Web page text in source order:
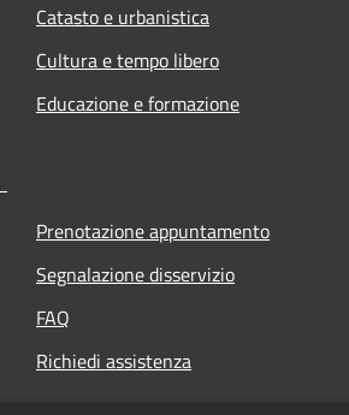
Catasto e urbanistica
Cultura e tempo libero
Educazione e formazione
Prenotazione appuntamento
Segnalazione disservizio
FAQ
Richiedi assistenza